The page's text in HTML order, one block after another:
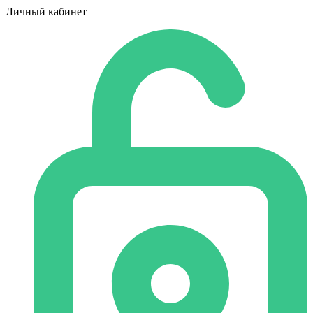
Личный кабинет